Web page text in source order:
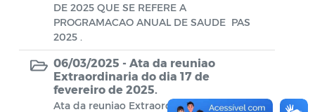
Diário oficial
Emendas Parlamentares
Extrato de Contratos
DE 2025 QUE SE REFERE A
PROGRAMACAO ANUAL DE SAUDE PAS
2025 .
06/03/2025 - Ata da reuniao
Extraordinaria do dia 17 de
fevereiro de 2025.
Ata da reuniao Extraordinaria do dia 17 de